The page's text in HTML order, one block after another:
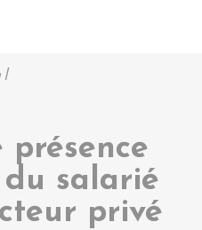
/
présence
salarié
privé